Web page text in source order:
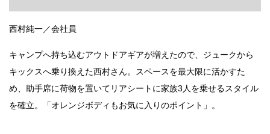
西村純一／会社員
キャンプへ持ち込むアウトドアギアが増えたので、ジュークから
キックスへ乗り換えた西村さん。スペースを最大限に活かすた
め、助手席に荷物を置いてリアシートに家族3人を乗せるスタイル
を確立。「オレンジボディもお気に入りのポイント」。